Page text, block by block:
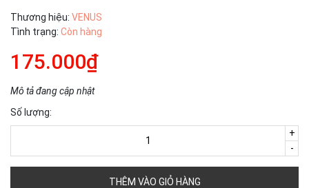
Thương hiệu: VENUS
Tình trạng: Còn hàng
175.000₫
Mô tả đang cập nhật
Số lượng:
-
+
THÊM VÀO GIỎ HÀNG